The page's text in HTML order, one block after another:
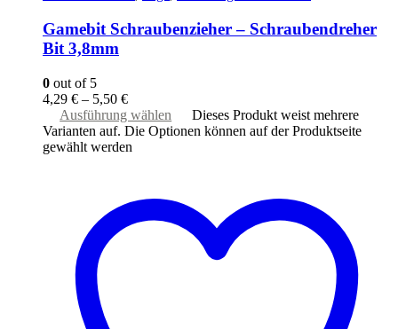
Gamebit Schraubenzieher – Schraubendreher
Bit 3,8mm
0 out of 5
4,29 € – 5,50 €
Ausführung wählen
Dieses Produkt weist mehrere
Varianten auf. Die Optionen können auf der Produktseite
gewählt werden